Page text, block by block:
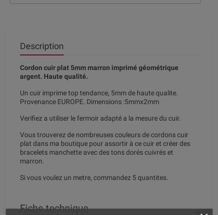
Description
Cordon cuir plat 5mm marron imprimé géométrique
argent. Haute qualité.
Un cuir imprime top tendance, 5mm de haute qualite.
Provenance EUROPE. Dimensions :5mmx2mm
Verifiez a utiliser le fermoir adapté a la mesure du cuir.
Vous trouverez de nombreuses couleurs de cordons cuir
plat dans ma boutique pour assortir à ce cuir et créer des
bracelets manchette avec des tons dorés cuivrés et
marron.
Si vous voulez un metre, commandez 5 quantites.
Fiche technique